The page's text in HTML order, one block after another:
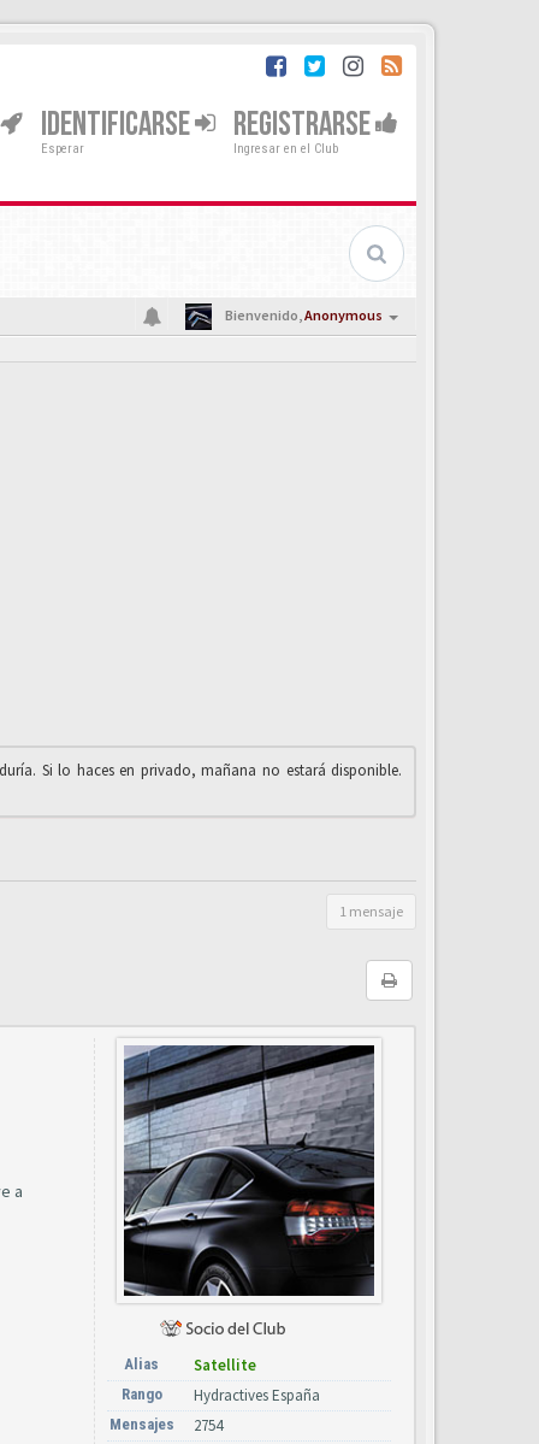
IDENTIFICARSE
Esperar
REGISTRARSE
Ingresar en el Club
Bienvenido,Anonymous
Si lo haces en privado, mañana no estará disponible.
1 mensaje
a
Alias Satellite
Rango Hydractives España
Mensajes 2754